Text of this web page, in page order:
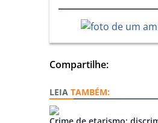
Compartilhe:
TAMBÉM: